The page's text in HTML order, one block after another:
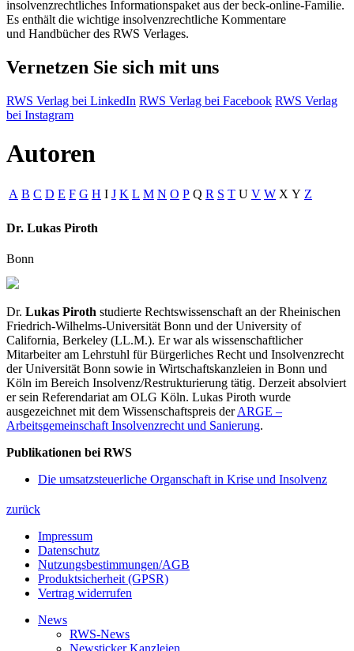
insolvenzrechtliches Informationspaket aus der beck-online-Familie.
Es enthält die wichtige insolvenzrechtliche Kommentare
und Handbücher des RWS Verlages.
Vernetzen Sie sich mit uns
RWS Verlag bei LinkedIn RWS Verlag bei Facebook RWS Verlag
bei Instagram
Autoren
A B C D E F G H I J K L M N O P Q R S T U V W X Y Z
Dr. Lukas Piroth
Bonn
Dr. Lukas Piroth studierte Rechtswissenschaft an der Rheinischen
Friedrich-Wilhelms-Universität Bonn und der University of
California, Berkeley (LL.M.). Er war als wissenschaftlicher
Mitarbeiter am Lehrstuhl für Bürgerliches Recht und Insolvenzrecht
der Universität Bonn sowie in Wirtschaftskanzleien in Bonn und
Köln im Bereich Insolvenz/Restrukturierung tätig. Derzeit absolviert
er sein Referendariat am OLG Köln. Lukas Piroth wurde
ausgezeichnet mit dem Wissenschaftspreis derARGE –
Arbeitsgemeinschaft Insolvenzrecht und Sanierung.
Publikationen bei RWS
Die umsatzsteuerliche Organschaft in Krise und Insolvenz
zurück
Impressum
Datenschutz
Nutzungsbestimmungen/AGB
Produktsicherheit (GPSR)
Vertrag widerrufen
News
RWS-News
Newsticker Kanzleien